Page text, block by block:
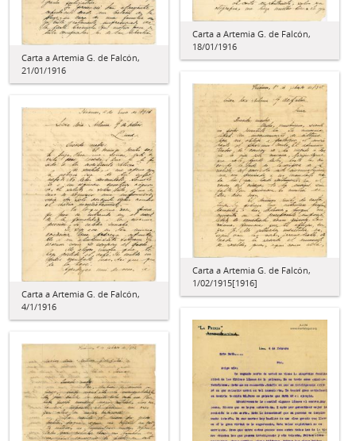
Carta a Artemia G. de Falcón,
18/01/1916
Carta a Artemia G. de Falcón,
21/01/1916
Carta a Artemia G. de Falcón,
1/02/1915[1916]
Carta a Artemia G. de Falcón,
4/1/1916